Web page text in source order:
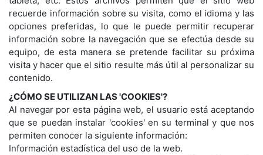
recuerde información sobre su visita, como el idioma y las
opciones preferidas, lo que le puede permitir recuperar
información sobre la navegación que se efectúa desde su
equipo, de esta manera se pretende facilitar su próxima
visita y hacer que el sitio resulte más útil al personalizar su
contenido.
¿CÓMO SE UTILIZAN LAS 'COOKIES'?
Al navegar por esta página web, el usuario está aceptando
que se puedan instalar 'cookies' en su terminal y que nos
permiten conocer la siguiente información:
Información estadística del uso de la web.